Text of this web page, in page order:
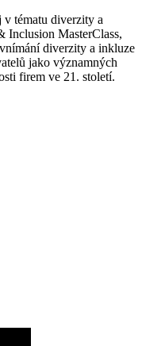
tématu diverzity a
Inclusion MasterClass,
diverzity a inkluze
jako významných
firem ve 21. století.